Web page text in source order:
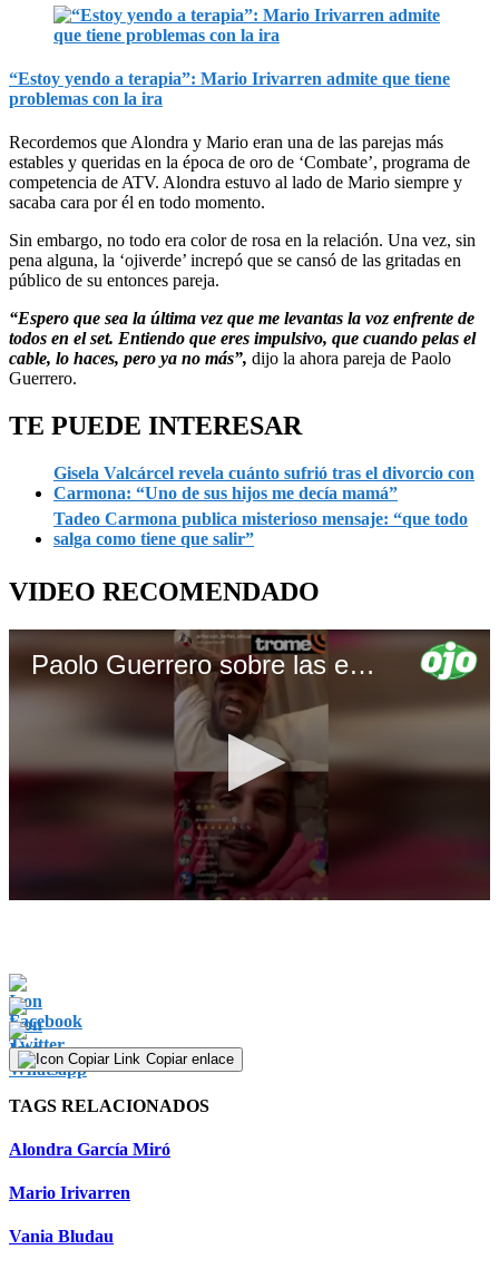
“Estoy yendo a terapia”: Mario Irivarren admite que tiene
problemas con la ira
Recordemos que Alondra y Mario eran una de las parejas más
estables y queridas en la época de oro de ‘Combate’, programa de
competencia de ATV. Alondra estuvo al lado de Mario siempre y
sacaba cara por él en todo momento.
Sin embargo, no todo era color de rosa en la relación. Una vez, sin
pena alguna, la ‘ojiverde’ increpó que se cansó de las gritadas en
público de su entonces pareja.
“Espero que sea la última vez que me levantas la voz enfrente de
todos en el set. Entiendo que eres impulsivo, que cuando pelas el
cable, lo haces, pero ya no más”, dijo la ahora pareja de Paolo
Guerrero.
TE PUEDE INTERESAR
Gisela Valcárcel revela cuánto sufrió tras el divorcio con
Carmona: “Uno de sus hijos me decía mamá”
Tadeo Carmona publica misterioso mensaje: “que todo
salga como tiene que salir”
VIDEO RECOMENDADO
Paolo Guerrero sobre las escenas de besos de Alondra García Miró
minute,
39
seconds
Copiar enlace
TAGS RELACIONADOS
Alondra García Miró
Mario Irivarren
Vania Bludau